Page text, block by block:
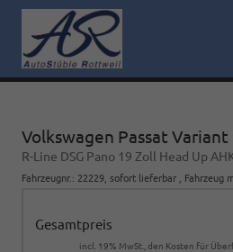
Volkswagen Passat Variant
R-Line DSG Pano 19 Zoll Head Up
Fahrzeugnr. : 22229 sofort lieferbar Fahrzeug
Gesamtpreis
incl. 19% MwSt., den Kosten für